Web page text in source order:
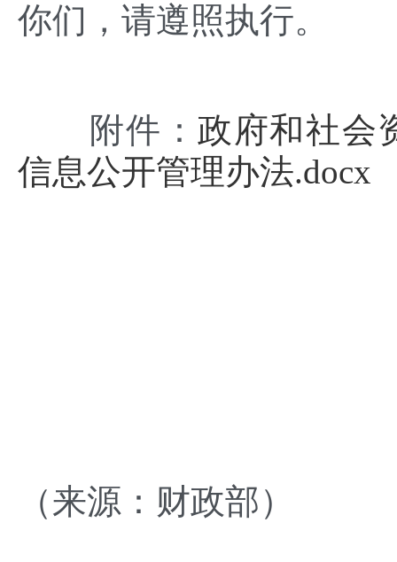
你们，请遵照执行。
附件： 政府和社会
信息公开管理办法.docx
（来源：财政部）